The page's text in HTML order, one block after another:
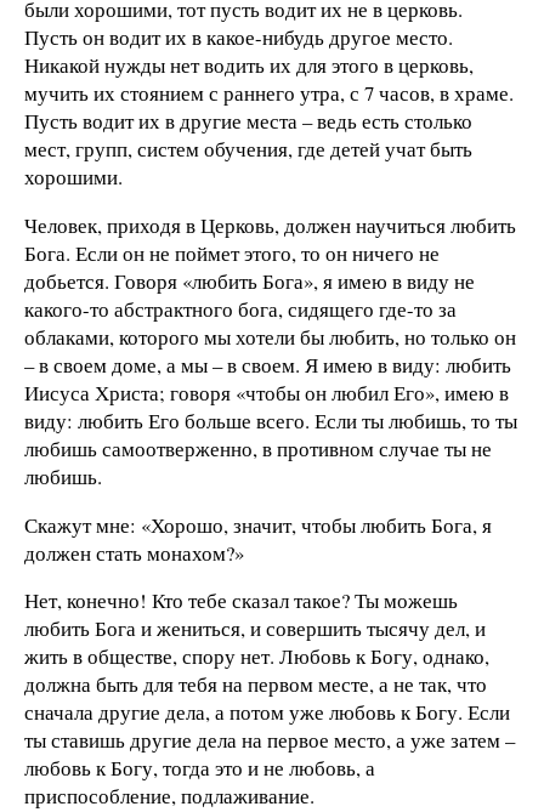
были хорошими, тот пусть водит их не в церковь.
Пусть он водит их в какое-нибудь другое место.
Никакой нужды нет водить их для этого в церковь,
мучить их стоянием с раннего утра, с 7 часов, в храме.
Пусть водит их в другие места – ведь есть столько
мест, групп, систем обучения, где детей учат быть
хорошими.
Человек, приходя в Церковь, должен научиться любить
Бога. Если он не поймет этого, то он ничего не
добьется. Говоря «любить Бога», я имею в виду не
какого-то абстрактного бога, сидящего где-то за
облаками, которого мы хотели бы любить, но только он
– в своем доме, а мы – в своем. Я имею в виду: любить
Иисуса Христа; говоря «чтобы он любил Его», имею в
виду: любить Его больше всего. Если ты любишь, то ты
любишь самоотверженно, в противном случае ты не
любишь.
Скажут мне: «Хорошо, значит, чтобы любить Бога, я
должен стать монахом?»
Нет, конечно! Кто тебе сказал такое? Ты можешь
любить Бога и жениться, и совершить тысячу дел, и
жить в обществе, спору нет. Любовь к Богу, однако,
должна быть для тебя на первом месте, а не так, что
сначала другие дела, а потом уже любовь к Богу. Если
ты ставишь другие дела на первое место, а уже затем –
любовь к Богу, тогда это и не любовь, а
приспособление, подлаживание.